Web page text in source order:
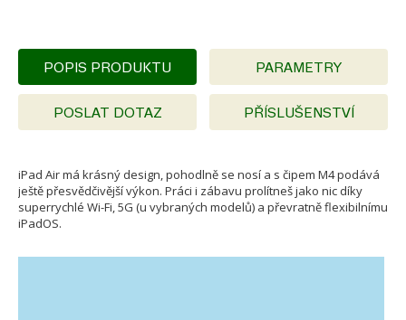
POPIS PRODUKTU PARAMETRY
POSLAT DOTAZ PŘÍSLUŠENSTVÍ
iPad Air má krásný design, pohodlně se nosí a s čipem M4 podává
ještě přesvědčivější výkon. Práci i zábavu prolítneš jako nic díky
superrychlé Wi-Fi, 5G (u vybraných modelů) a převratně flexibilnímu
iPadOS.